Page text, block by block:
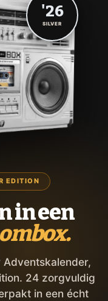
EDITION
in een
Adventskalender,
24 zorgvuldig
in een écht
'26
SILVER